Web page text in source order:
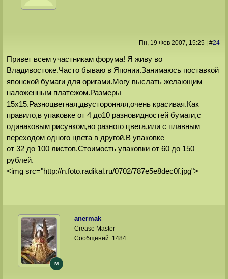
Пн, 19 Фев 2007, 15:25 #24
Привет всем участникам форума! Я живу во
Владивостоке.Часто бываю в Японии.Занимаюсь поставкой
японской бумаги для оригами.Могу выслать желающим
наложенным платежом.Размеры
15х15.Разноцветная,двусторонняя,очень красивая.Как
правило,в упаковке от 4 до10 разновидностей бумаги,с
одинаковым рисунком,но разного цвета,или с плавным
переходом одного цвета в другой.В упаковке
от 32 до 100 листов.Стоимость упаковки от 60 до 150
рублей.
<img src="http://n.foto.radikal.ru/0702/787e5e8dec0f.jpg">
anermak
M
Crease Master
Сообщений: 1484